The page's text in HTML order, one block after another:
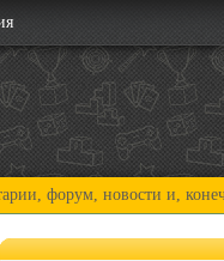
новости и, конечно,